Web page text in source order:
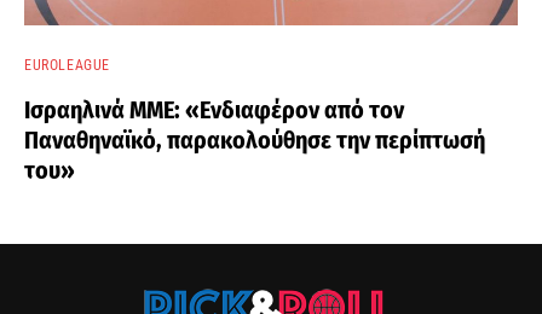
EUROLEAGUE
Ισραηλινά ΜΜΕ: «Ενδιαφέρον από τον
Παναθηναϊκό, παρακολούθησε την περίπτωσή
του»